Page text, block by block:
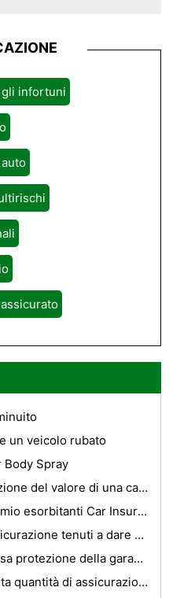
infortuni
un veicolo rubato
Body Spray
Come calcolare la diminuzione del valore di una casa di motore
Come posso abbassare il mio esorbitanti Car Insurance Rate?
Quali sono imprese di assicurazione tenuti a dare Se un auto è pari?
Che cosa è Route 66 estesa protezione della garanzia ?
Come determinare la giusta quantità di assicurazione auto